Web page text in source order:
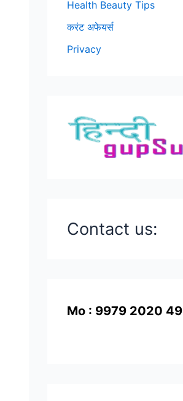
Health Beauty Tips
करंट अफेयर्स
Privacy
Contact us:
Mo : 9979 2020 49